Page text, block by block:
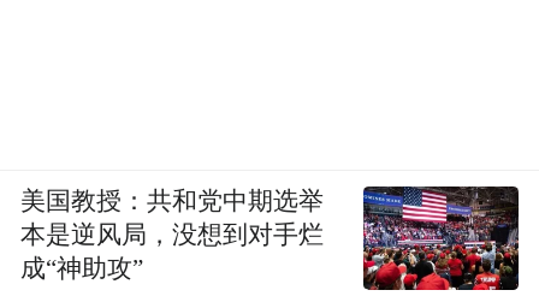
美国教授：共和党中期选举
本是逆风局，没想到对手烂
成“神助攻”